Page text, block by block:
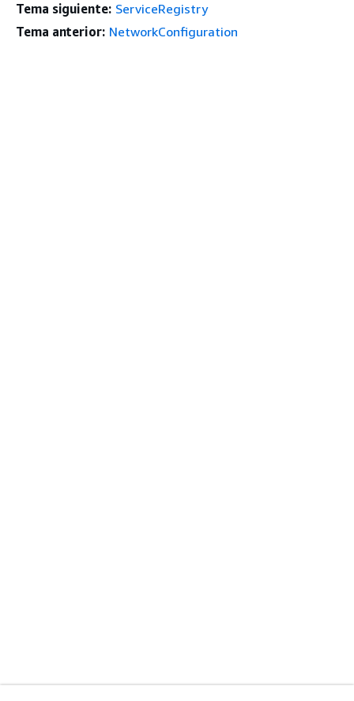
Tema siguiente: ServiceRegistry
Tema anterior: NetworkConfiguration